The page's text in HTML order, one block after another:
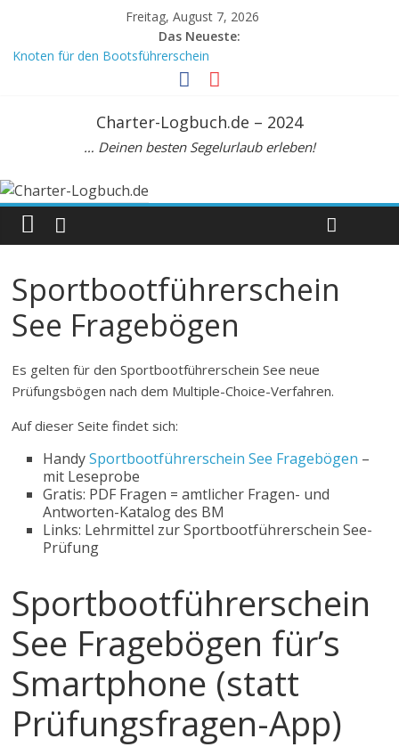
Freitag, August 7, 2026
Das Neueste:
Knoten für den Bootsführerschein
Meilenbuch Segeln, A5. Zur Seemeilenbestätigung
Beaufortskala: Tabelle zur Umrechnung Windstärke Knoten km/h
Charter-Logbuch.de – 2024
… Deinen besten Segelurlaub erleben!
Sportbootführerschein
See Fragebögen
Es gelten für den Sportbootführerschein See neue
Prüfungsbögen nach dem Multiple-Choice-Verfahren.
Auf dieser Seite findet sich:
HandySportbootführerschein See Fragebögen –
mit Leseprobe
Gratis: PDF Fragen = amtlicher Fragen- und
Antworten-Katalog des BM
Links: Lehrmittel zur Sportbootführerschein See-
Prüfung
Sportbootführerschein
See Fragebögen für’s
Smartphone (statt
Prüfungsfragen-App)